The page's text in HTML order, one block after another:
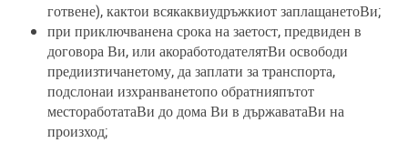
готвене), кактои всякаквиудръжкиот заплащанетоВи;
при приключванена срока на заетост, предвиден в
договора Ви, или акоработодателятВи освободи
предиизтичанетому, да заплати за транспорта,
подслонаи изхранванетопо обратнияпътот
местоработатаВи до дома Ви в държаватаВи на
произход;